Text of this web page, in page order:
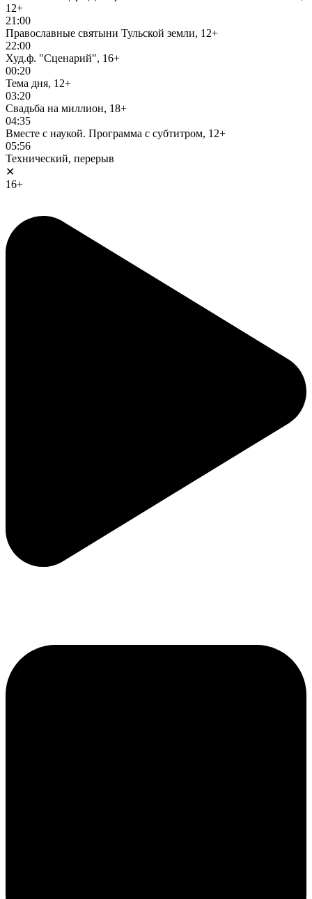
12+
21:00
Православные святыни Тульской земли, 12+
22:00
Худ.ф. "Сценарий", 16+
00:20
Тема дня, 12+
03:20
Свадьба на миллион, 18+
04:35
Вместе с наукой. Программа с субтитром, 12+
05:56
Технический, перерыв
✕
16+